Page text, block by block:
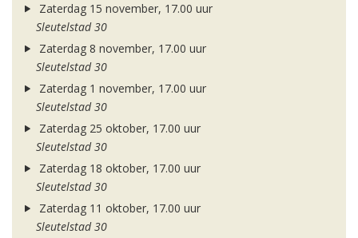
Zaterdag 15 november, 17.00 uur
Sleutelstad 30
Zaterdag 8 november, 17.00 uur
Sleutelstad 30
Zaterdag 1 november, 17.00 uur
Sleutelstad 30
Zaterdag 25 oktober, 17.00 uur
Sleutelstad 30
Zaterdag 18 oktober, 17.00 uur
Sleutelstad 30
Zaterdag 11 oktober, 17.00 uur
Sleutelstad 30